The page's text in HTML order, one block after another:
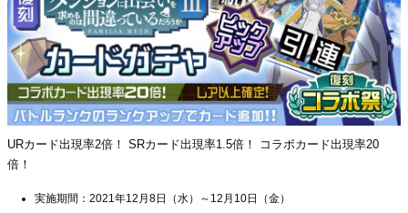
URカード出現率2倍！ SRカード出現率1.5倍！ コラボカード出現率20
倍！
実施期間：2021年12月8日（水）～12月10日（金）